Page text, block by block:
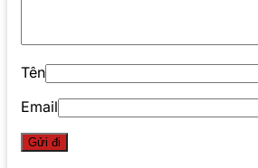
Tên
Email